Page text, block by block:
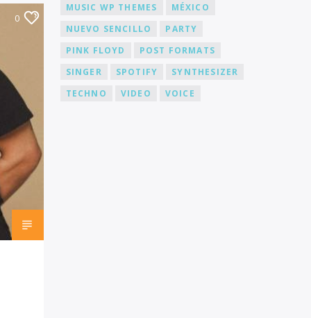
0
MUSIC WP THEMES
MÉXICO
NUEVO SENCILLO
PARTY
PINK FLOYD
POST FORMATS
SINGER
SPOTIFY
SYNTHESIZER
TECHNO
VIDEO VOICE